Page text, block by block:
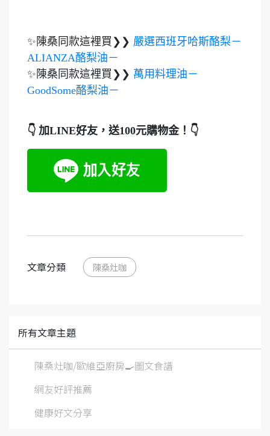
✨陳桑同款這裡買❯❯ 嚴選西班牙哈斯酪梨－
ALIANZA酪梨油－
✨陳桑同款這裡買❯❯ 萬用料理油－
GoodSome酪梨油－
👇 加LINE好友，送100元購物金！👇
文章分類 陳桑灶咖
所有文章主題
陳桑灶咖/歐維亞廚房🍳圖文食譜
網友好評推薦
健康好文分享